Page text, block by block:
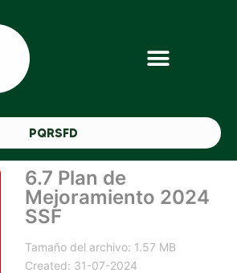
PQRSFD
6.7 Plan de
Mejoramiento 2024
SSF
Tamaño del archivo: 1.57 MB
Created: 31-07-2024